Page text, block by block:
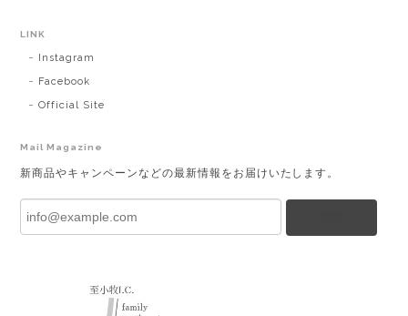
LINK
Instagram
Facebook
Official Site
Mail Magazine
新商品やキャンペーンなどの最新情報をお届けいたします。